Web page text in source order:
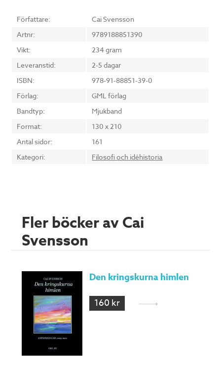
Författare:
Cai Svensson
Artnr:
9789188851390
Vikt:
234 gram
Leveranstid:
2-5 dagar
ISBN:
978-91-88851-39-0
Förlag:
GML förlag
Bandtyp:
Mjukband
Format:
130 x 210
Antal sidor:
161
Kategori:
Filosofi och idéhistoria
Fler böcker av Cai
Svensson
Den kringskurna himlen
160 kr